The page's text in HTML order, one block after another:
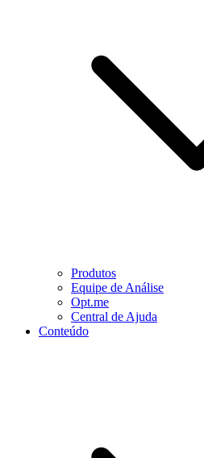
Produtos
Equipe de Análise
Opt.me
Central de Ajuda
Conteúdo